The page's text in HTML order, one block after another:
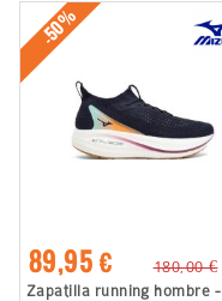
-50%
89,95 €
180,00 €
Zapatilla running hombre -